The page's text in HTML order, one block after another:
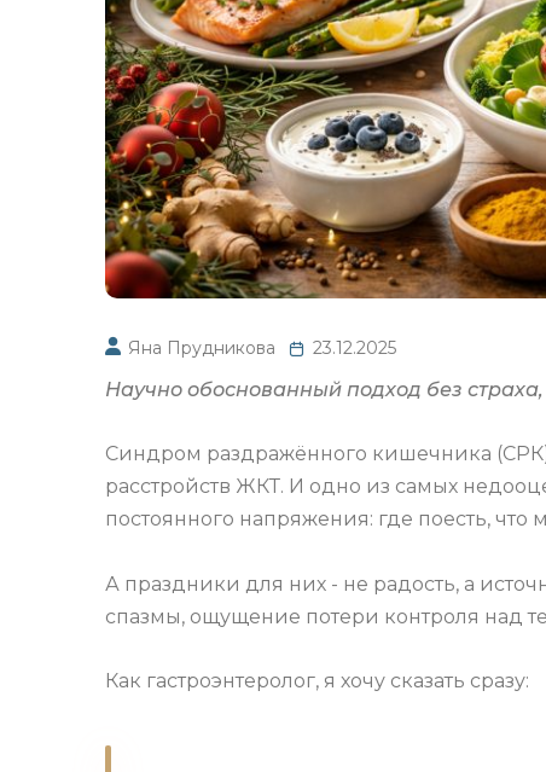
Яна Прудникова 23.12.2025
Научно обоснованный подход без
Синдром раздражённого кишечника
расстройств ЖКТ. И одно из самых
постоянного напряжения: где поесть, что
А праздники для них - не радость, а
спазмы, ощущение потери контроля над
Как гастроэнтеролог, я хочу сказать сразу: